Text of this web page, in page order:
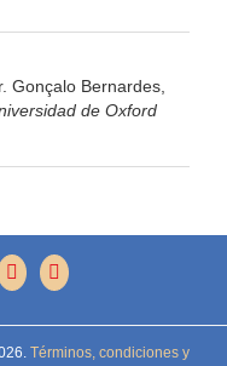
Gonçalo Bernardes,
de Oxford
Términos, condiciones y